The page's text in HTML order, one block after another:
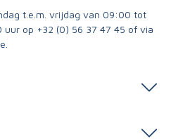
t.e.m. vrijdag van 09:00 tot
uur op +32 (0) 56 37 47 45 of via